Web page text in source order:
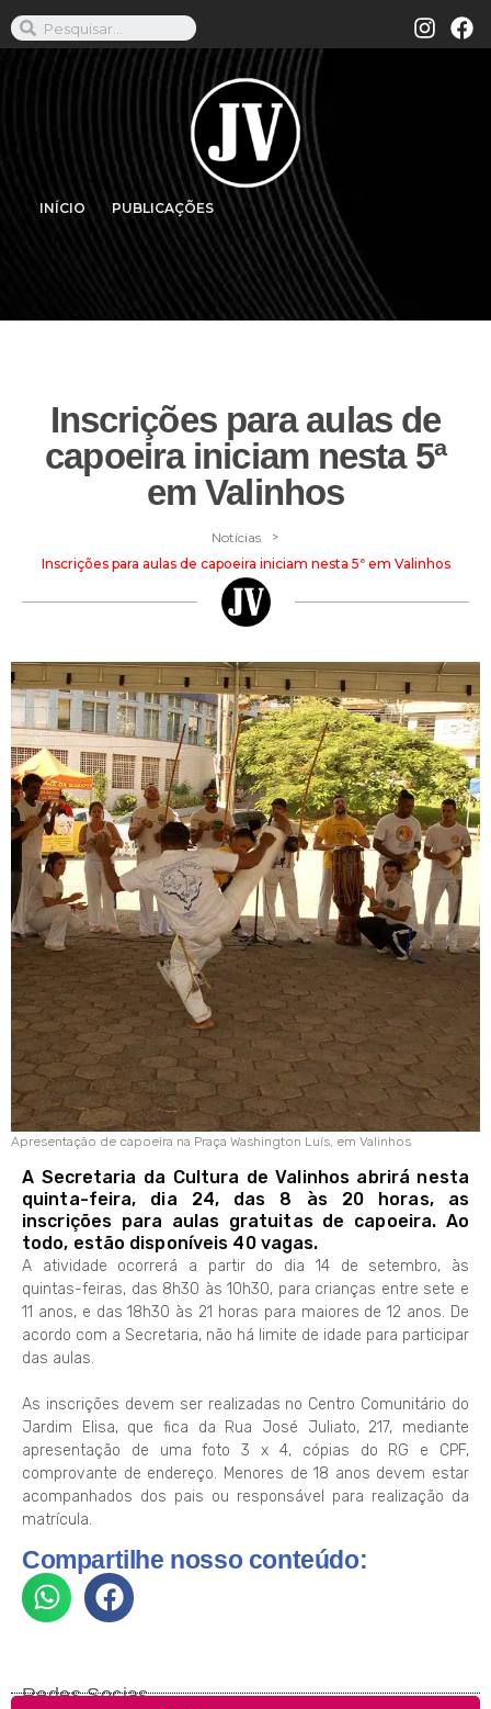
INÍCIO PUBLICAÇÕES
Inscrições para aulas de
capoeira iniciam nesta 5ª
em Valinhos
Notícias >
Inscrições para aulas de capoeira iniciam nesta 5ª em Valinhos
Apresentação de capoeira na Praça Washington Luís, em Valinhos
A Secretaria da Cultura de Valinhos abrirá nesta
quinta-feira, dia 24, das 8 às 20 horas, as
inscrições para aulas gratuitas de capoeira. Ao
todo, estão disponíveis 40 vagas.
A atividade ocorrerá a partir do dia 14 de setembro, às
quintas-feiras, das 8h30 às 10h30, para crianças entre sete e
11 anos, e das 18h30 às 21 horas para maiores de 12 anos. De
acordo com a Secretaria, não há limite de idade para participar
das aulas.
As inscrições devem ser realizadas no Centro Comunitário do
Jardim Elisa, que fica da Rua José Juliato, 217, mediante
apresentação de uma foto 3 x 4, cópias do RG e CPF,
comprovante de endereço. Menores de 18 anos devem estar
acompanhados dos pais ou responsável para realização da
matrícula.
Compartilhe nosso conteúdo:
Redes Socias